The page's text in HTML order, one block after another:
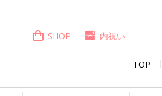
TOP
SHOP 内祝い